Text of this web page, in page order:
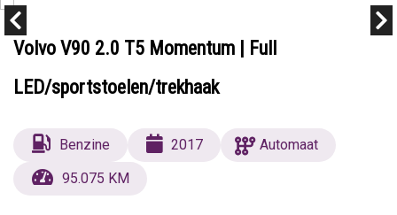
Volvo V90 2.0 T5 Momentum | Full
LED/sportstoelen/trekhaak
Benzine 2017
Automaat
95.075 KM